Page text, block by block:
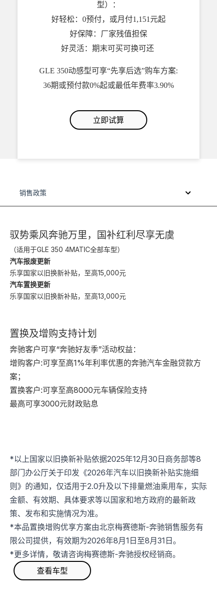
型）：
好轻松：0预付，或月付1,151元起
好保障：厂家残值担保
好灵活：期末可买可换可还
GLE 350动感型可享“先享后选”购车方案:
36期或预付款0%起或最低年费率3.90%
立即试算
销售政策
驭势乘风奔驰万里，国补红利尽享无虞
（适用于GLE 350 4MATIC全部车型）
汽车报废更新
乐享国家以旧换新补贴，至高15,000元
汽车置换更新
乐享国家以旧换新补贴，至高13,000元
置换及增购支持计划
奔驰客户可享“奔驰好友季”活动权益：
增购客户:可享至高1%年利率优惠的奔驰汽车金融贷款方
案；
置换客户:可享至高8000元车辆保险支持
最高可享3000元财政贴息
*以上国家以旧换新补贴依据2025年12月30日商务部等8
部门办公厅关于印发《2026年汽车以旧换新补贴实施细
则》的通知，仅适用于2.0升及以下排量燃油乘用车，实际
金额、有效期、具体要求等以国家和地方政府的最新政
策、发布和实施情况为准。
*本品置换增购优享方案由北京梅赛德斯-奔驰销售服务有
限公司提供，有效期为2026年8月1日至8月31日。
*更多详情，敬请咨询梅赛德斯-奔驰授权经销商。
查看车型